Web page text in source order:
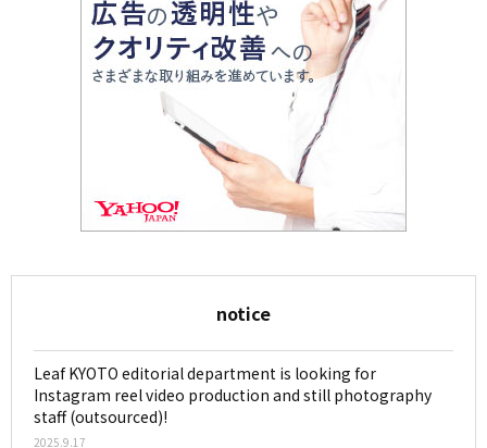
notice
Leaf KYOTO editorial department is looking for
Instagram reel video production and still photography
staff (outsourced)!
2025.9.17